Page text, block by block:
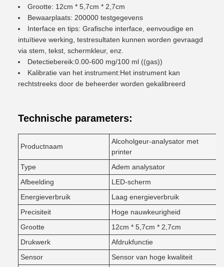
Grootte: 12cm * 5,7cm * 2,7cm
Bewaarplaats: 200000 testgegevens
Interface en tips: Grafische interface, eenvoudige en
intuïtieve werking, testresultaten kunnen worden gevraagd
via stem, tekst, schermkleur, enz.
Detectiebereik:0.00-600 mg/100 ml ((gas))
Kalibratie van het instrument:Het instrument kan
rechtstreeks door de beheerder worden gekalibreerd
Technische parameters:
Productnaam
Alcoholgeur-analysator met
printer
Type
Adem analysator
Afbeelding
LED-scherm
Energieverbruik
Laag energieverbruik
Precisiteit
Hoge nauwkeurigheid
Grootte
12cm * 5,7cm * 2,7cm
Drukwerk
Afdrukfunctie
Sensor
Sensor van hoge kwaliteit